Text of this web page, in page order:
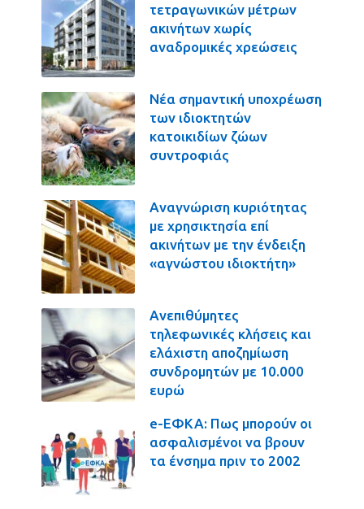
τετραγωνικών μέτρων
ακινήτων χωρίς
αναδρομικές χρεώσεις
Νέα σημαντική υποχρέωση
των ιδιοκτητών
κατοικιδίων ζώων
συντροφιάς
Αναγνώριση κυριότητας
με χρησικτησία επί
ακινήτων με την ένδειξη
«αγνώστου ιδιοκτήτη»
Ανεπιθύμητες
τηλεφωνικές κλήσεις και
ελάχιστη αποζημίωση
συνδρομητών με 10.000
ευρώ
e-ΕΦΚΑ: Πως μπορούν οι
ασφαλισμένοι να βρουν
τα ένσημα πριν το 2002